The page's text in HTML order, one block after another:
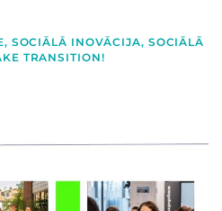
, SOCIĀLĀ INOVĀCIJA, SOCIĀLĀ
TRANSITION!